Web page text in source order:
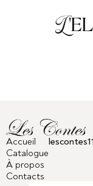
Accueil
Catalogue
À propos
Contacts